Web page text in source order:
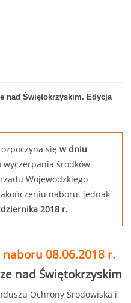
nad Świętokrzyskim. Edycja
się w dniu
wyczerpania środków
Wojewódzkiego
naboru, jednak
2018 r.
08.06.2018 r.
nad Świętokrzyskim
Ochrony Środowiska i